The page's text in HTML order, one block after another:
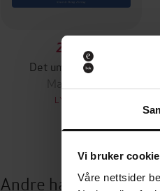
Vi bruker
Våre nettsider
299,-
Det umulige livet
Matt Haig
LYDBOK
Andre har også kjøpt